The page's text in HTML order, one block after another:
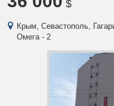
$
Крым, Севастополь,
Омега - 2